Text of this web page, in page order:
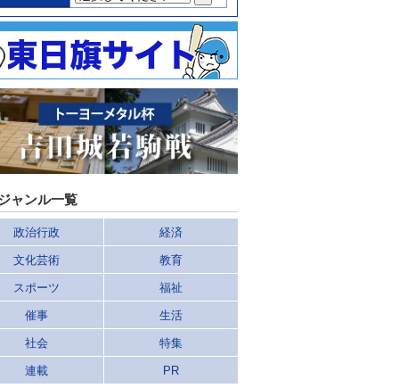
ャンル一覧
政治行政 経済
文化芸術 教育
スポーツ 福祉
催事 生活
社会 特集
連載 PR